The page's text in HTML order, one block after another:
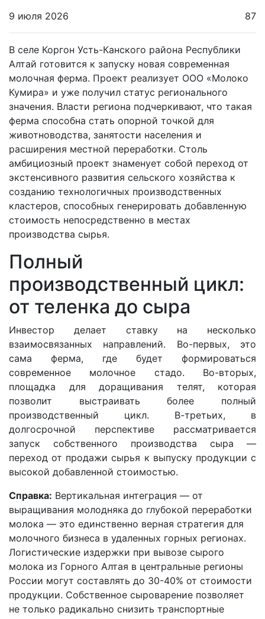
9 июля 2026 87
В селе Коргон Усть-Канского района Республики
Алтай готовится к запуску новая современная
молочная ферма. Проект реализует ООО «Молоко
Кумира» и уже получил статус регионального
значения. Власти региона подчеркивают, что такая
ферма способна стать опорной точкой для
животноводства, занятости населения и
расширения местной переработки. Столь
амбициозный проект знаменует собой переход от
экстенсивного развития сельского хозяйства к
созданию технологичных производственных
кластеров, способных генерировать добавленную
стоимость непосредственно в местах
производства сырья.
Полный
производственный цикл:
от теленка до сыра
Инвестор делает ставку на несколько
взаимосвязанных направлений. Во-первых, это
сама ферма, где будет формироваться
современное молочное стадо. Во-вторых,
площадка для доращивания телят, которая
позволит выстраивать более полный
производственный цикл. В-третьих, в
долгосрочной перспективе рассматривается
запуск собственного производства сыра —
переход от продажи сырья к выпуску продукции с
высокой добавленной стоимостью.
Справка: Вертикальная интеграция — от
выращивания молодняка до глубокой переработки
молока — это единственно верная стратегия для
молочного бизнеса в удаленных горных регионах.
Логистические издержки при вывозе сырого
молока из Горного Алтая в центральные регионы
России могут составлять до 30-40% от стоимости
продукции. Собственное сыроварение позволяет
не только радикально снизить транспортные